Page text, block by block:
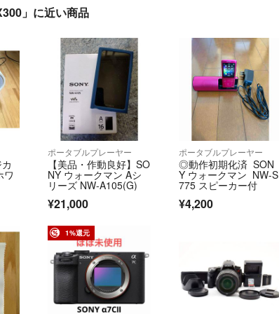
」に近い商品
ワ
ポータブルプレーヤー
【美品・作動良好】SO
NY ウォークマン Aシ
リーズ NW-A105(G)
¥21,000
ポータブルプレーヤー
◎動作初期化済 SON
Y ウォークマン NW-S
775 スピーカー付
¥4,200
1%還元